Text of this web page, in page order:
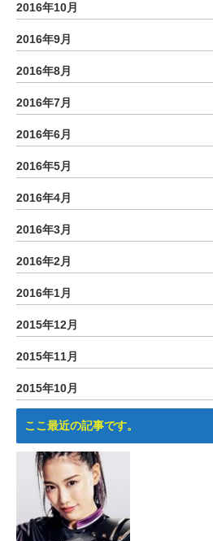
2016年10月
2016年9月
2016年8月
2016年7月
2016年6月
2016年5月
2016年4月
2016年3月
2016年2月
2016年1月
2015年12月
2015年11月
2015年10月
ここ最近の記事です。